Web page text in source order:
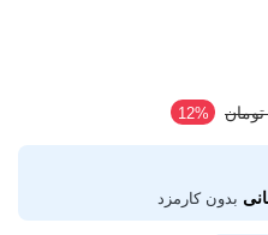
‎12%
بدون کارمزد